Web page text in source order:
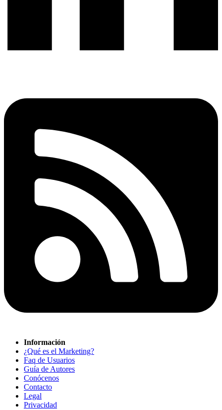
Información
¿Qué es el Marketing?
Faq de Usuarios
Guía de Autores
Conócenos
Contacto
Legal
Privacidad